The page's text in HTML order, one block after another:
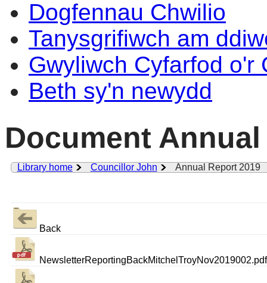
Dogfennau Chwilio
Tanysgrifiwch am
Gwyliwch Cyfarfod o'r
Beth sy'n newydd
Document
Library home Councillor John Annual Report 2019
Back